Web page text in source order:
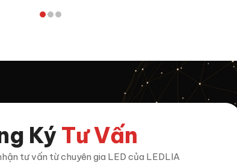
KýTư Vấn
tư vấn từ chuyên gia LED của LEDLIA